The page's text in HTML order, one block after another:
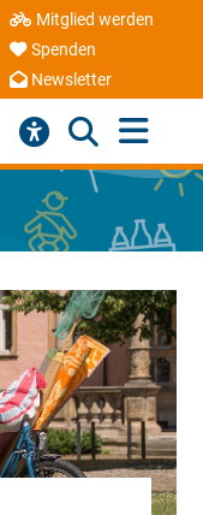
Mitglied werden
Spenden
Newsletter